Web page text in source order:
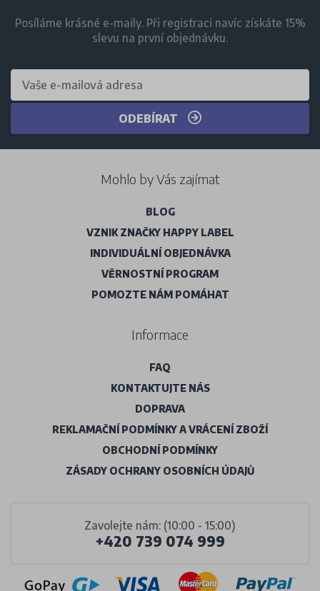
Posíláme krásné e-maily. Při registraci navíc získáte 15%
slevu na první objednávku.
ODEBÍRAT
Zavolejte nám: (10:00 - 15:00)
+420 739 074 999
Mohlo by Vás zajímat
BLOG
VZNIK ZNAČKY HAPPY LABEL
INDIVIDUÁLNÍ OBJEDNÁVKA
VĚRNOSTNÍ PROGRAM
POMOZTE NÁM POMÁHAT
Informace
FAQ
KONTAKTUJTE NÁS
DOPRAVA
REKLAMAČNÍ PODMÍNKY A VRÁCENÍ ZBOŽÍ
OBCHODNÍ PODMÍNKY
ZÁSADY OCHRANY OSOBNÍCH ÚDAJŮ